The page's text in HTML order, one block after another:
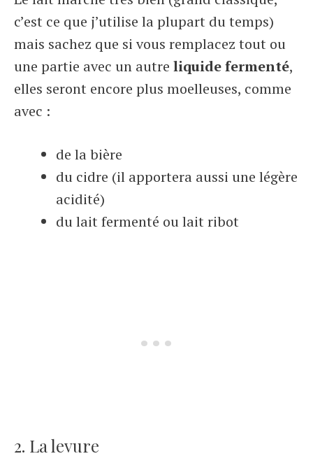
c’est ce que j’utilise la plupart du temps)
mais sachez que si vous remplacez tout ou
une partie avec un autre liquide fermenté,
elles seront encore plus moelleuses, comme
avec :
de la bière
du cidre (il apportera aussi une légère
acidité)
du lait fermenté ou lait ribot
2. La levure